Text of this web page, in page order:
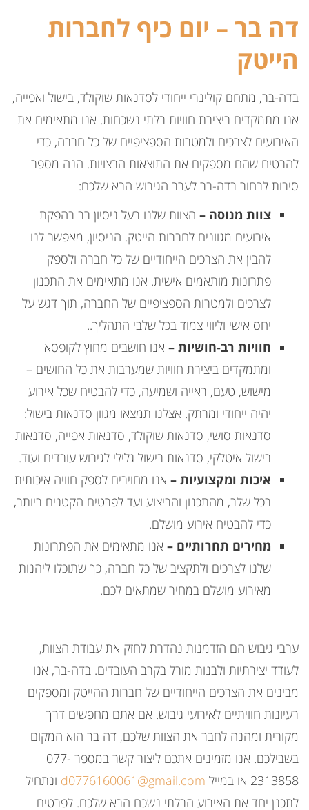
דה בר – יום כיף לחברות
הייטק
בדה-בר, מתחם קולינרי ייחודי לסדנאות שוקולד, בישול ואפייה,
אנו מתמקדים ביצירת חוויות בלתי נשכחות. אנו מתאימים את
האירועים לצרכים ולמטרות הספציפיים של כל חברה, כדי
להבטיח שהם מספקים את התוצאות הרצויות. הנה מספר
סיבות לבחור בדה-בר לערב הגיבוש הבא שלכם:
צוות מנוסה – הצוות שלנו בעל ניסיון רב בהפקת
אירועים מגוונים לחברות הייטק. הניסיון, מאפשר לנו
להבין את הצרכים הייחודיים של כל חברה ולספק
פתרונות מותאמים אישית. אנו מתאימים את התכנון
לצרכים ולמטרות הספציפיים של החברה, תוך דגש על
יחס אישי וליווי צמוד בכל שלבי התהליך..
חוויות רב-חושיות – אנו חושבים מחוץ לקופסא
ומתמקדים ביצירת חוויות שמערבות את כל החושים –
מישוש, טעם, ראייה ושמיעה, כדי להבטיח שכל אירוע
יהיה ייחודי ומרתק. אצלנו תמצאו מגוון סדנאות בישול:
סדנאות סושי, סדנאות שוקולד, סדנאות אפייה, סדנאות
בישול איטלקי, סדנאות בישול גלילי לגיבוש עובדים ועוד.
איכות ומקצועיות – אנו מחויבים לספק חוויה איכותית
בכל שלב, מהתכנון והביצוע ועד לפרטים הקטנים ביותר,
כדי להבטיח אירוע מושלם.
מחירים תחרותיים – אנו מתאימים את הפתרונות
שלנו לצרכים ולתקציב של כל חברה, כך שתוכלו ליהנות
מאירוע מושלם במחיר שמתאים לכם.
ערבי גיבוש הם הזדמנות נהדרת לחזק את עבודת הצוות,
לעודד יצירתיות ולבנות מורל בקרב העובדים. בדה-בר, אנו
מבינים את הצרכים הייחודיים של חברות ההייטק ומספקים
רעיונות חוויתיים לאירועי גיבוש. אם אתם מחפשים דרך
מקורית ומהנה לחבר את הצוות שלכם, דה בר הוא המקום
בשבילכם. אנו מזמינים אתכם ליצור קשר במספר 077-
2313858 או במייל
d0776160061@gmail.com ונתחיל
לתכנן יחד את האירוע הבלתי נשכח הבא שלכם. לפרטים